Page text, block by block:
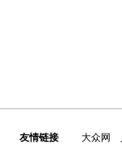
友情链接 大众网